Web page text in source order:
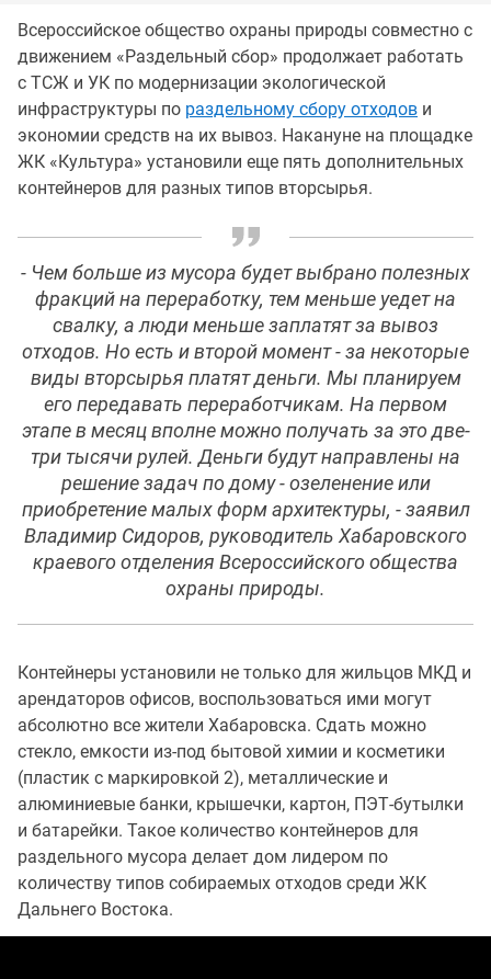
Всероссийское общество охраны природы совместно с
движением «Раздельный сбор» продолжает работать
с ТСЖ и УК по модернизации экологической
инфраструктуры по раздельному сбору отходов и
экономии средств на их вывоз. Накануне на площадке
ЖК «Культура» установили еще пять дополнительных
контейнеров для разных типов вторсырья.
- Чем больше из мусора будет выбрано полезных
фракций на переработку, тем меньше уедет на
свалку, а люди меньше заплатят за вывоз
отходов. Но есть и второй момент - за некоторые
виды вторсырья платят деньги. Мы планируем
его передавать переработчикам. На первом
этапе в месяц вполне можно получать за это две-
три тысячи рулей. Деньги будут направлены на
решение задач по дому - озеленение или
приобретение малых форм архитектуры, - заявил
Владимир Сидоров, руководитель Хабаровского
краевого отделения Всероссийского общества
охраны природы.
Контейнеры установили не только для жильцов МКД и
арендаторов офисов, воспользоваться ими могут
абсолютно все жители Хабаровска. Сдать можно
стекло, емкости из-под бытовой химии и косметики
(пластик с маркировкой 2), металлические и
алюминиевые банки, крышечки, картон, ПЭТ-бутылки
и батарейки. Такое количество контейнеров для
раздельного мусора делает дом лидером по
количеству типов собираемых отходов среди ЖК
Дальнего Востока.